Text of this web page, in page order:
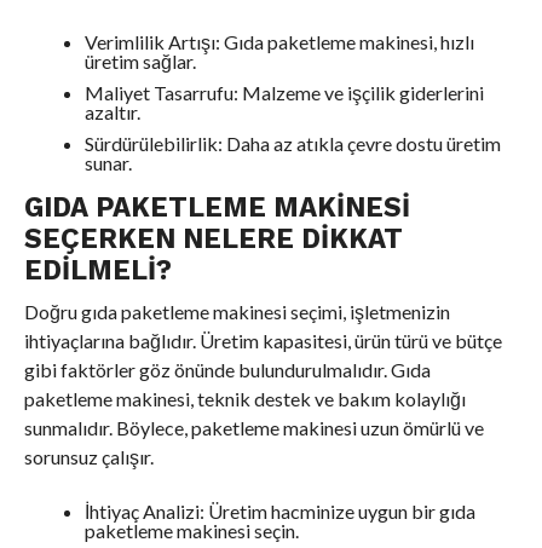
Verimlilik Artışı: Gıda paketleme makinesi, hızlı
üretim sağlar.
Maliyet Tasarrufu: Malzeme ve işçilik giderlerini
azaltır.
Sürdürülebilirlik: Daha az atıkla çevre dostu üretim
sunar.
GIDA PAKETLEME MAKINESI
SEÇERKEN NELERE DIKKAT
EDILMELI?
Doğru gıda paketleme makinesi seçimi, işletmenizin
ihtiyaçlarına bağlıdır. Üretim kapasitesi, ürün türü ve bütçe
gibi faktörler göz önünde bulundurulmalıdır. Gıda
paketleme makinesi, teknik destek ve bakım kolaylığı
sunmalıdır. Böylece, paketleme makinesi uzun ömürlü ve
sorunsuz çalışır.
İhtiyaç Analizi: Üretim hacminize uygun bir gıda
paketleme makinesi seçin.